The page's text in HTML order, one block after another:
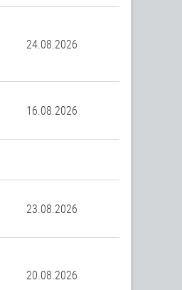
24.08.2026
16.08.2026
23.08.2026
20.08.2026